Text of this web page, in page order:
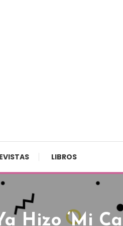
LIBROS
Hizo ‘Mi